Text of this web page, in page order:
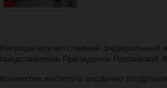
Награды вручал главный федеральный
представителя Президента
Коллектив института сердечно